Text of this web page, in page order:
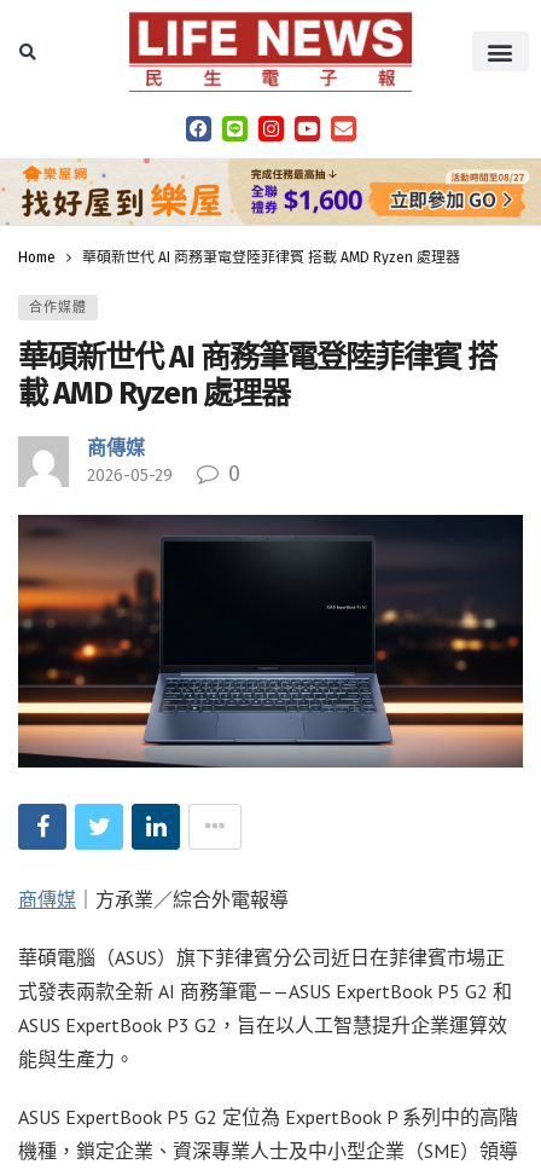
Home 華碩新世代 AI 商務筆電登陸菲律賓 搭載 AMD Ryzen 處理器
合作媒體
華碩新世代 AI 商務筆電登陸菲律賓 搭
載 AMD Ryzen 處理器
商傳媒
2026-05-29 0
商傳媒 ｜方承業／綜合外電報導
華碩電腦（ASUS）旗下菲律賓分公司近日在菲律賓市場正
式發表兩款全新 AI 商務筆電——ASUS ExpertBook P5 G2 和
ASUS ExpertBook P3 G2，旨在以人工智慧提升企業運算效
能與生產力。
ASUS ExpertBook P5 G2 定位為 ExpertBook P 系列中的高階
機種，鎖定企業、資深專業人士及中小型企業（SME）領導